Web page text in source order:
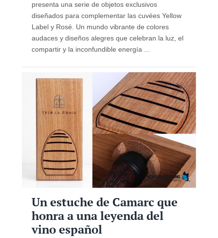
presenta una serie de objetos exclusivos
diseñados para complementar las cuvées Yellow
Label y Rosé. Un mundo vibrante de colores
audaces y diseños alegres que celebran la luz, el
compartir y la inconfundible energía ...
Un estuche de Camarc que
honra a una leyenda del
vino español